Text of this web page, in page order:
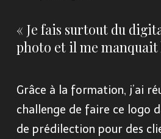
« Je fais surtout du
photo et il me manquait
Grâce à la formation, j’ai
challenge de faire ce logo
de prédilection pour des